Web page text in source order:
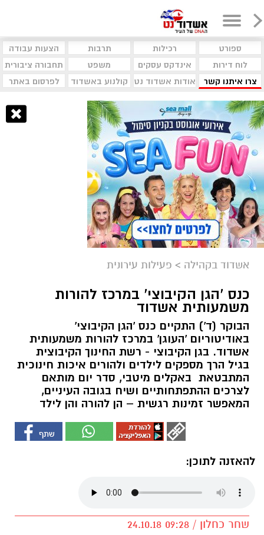
ספורט רכילות תרבות
הצעות עבודה
לוח דירות
אינדקס עסקים משפט
תחבורה ציבורית
צרו איתנו קשר
אודות אשדוד נט קולנוע באשדוד לפרסום באתר
אשדוד בקהילה > פעילות עירונית
כנס 'הגן הקיבוצי' במרכז להורות
משמעותית אשדוד
הבוקר (ד') התקיים כנס 'הגן הקיבוצי'
באודיטוריום 'העוגן' במרכז להורות משמעותית
אשדוד. בגן הקיבוצי - רשת החינוך הקיבוצית
בגיל הרך מספקים לילדים ולהורים איכות חינוכית
המתבטאת באקלים מיטבי, סדר יום מותאם
לצרכים ההתפתחותיים ושיח בגובה העיניים,
המאפשר זמינות רגשית – הן להורה והן לילד
להאזנה לתוכן:
שחר כחלון / 09:28 24.10.18